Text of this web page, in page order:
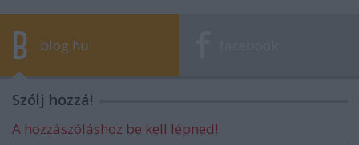
blog.hu
Szólj hozzá!
A hozzászóláshoz be kell lépned!